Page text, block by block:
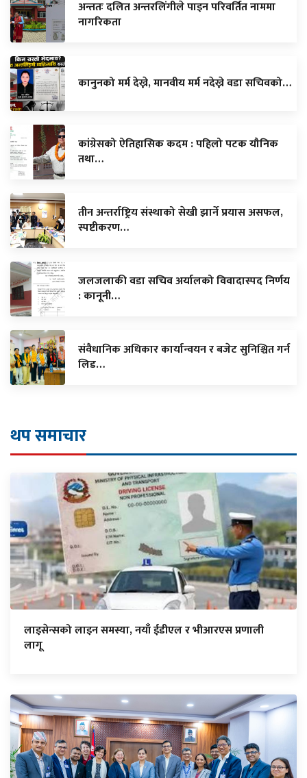
अन्ततः दलित अन्तरलिंगीले पाइन परिवर्तित नाममा
नागरिकता
कानुनको मर्म देख्ने, मानवीय मर्म नदेख्ने वडा सचिवको…
कांग्रेसको ऐतिहासिक कदम : पहिलो पटक यौनिक
तथा…
तीन अन्तर्राष्ट्रिय संस्थाको सेखी झार्ने प्रयास असफल,
स्पष्टीकरण…
जलजलाकी वडा सचिव अर्यालको विवादास्पद निर्णय
: कानूनी…
संवैधानिक अधिकार कार्यान्वयन र बजेट सुनिश्चित गर्न
लिड…
थप समाचार
लाइसेन्सको लाइन समस्या, नयाँ ईडीएल र भीआरएस प्रणाली
लागू